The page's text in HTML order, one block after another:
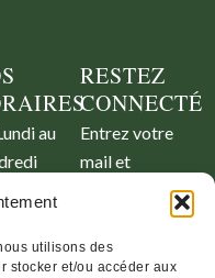
utilisons des
stocker et/ou accéder aux
au
RESTEZ
CONNECTÉ
Entrez votre
mail et
news